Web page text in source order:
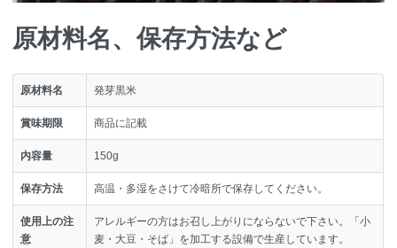
原材料名、保存方法など
原材料名 発芽黒米
賞味期限 商品に記載
内容量 150g
保存方法 高温・多湿をさけて冷暗所で保存してください。
使用上の注
意
アレルギーの方はお召し上がりにならないで下さい。「小
麦・大豆・そば」を加工する設備で生産しています。